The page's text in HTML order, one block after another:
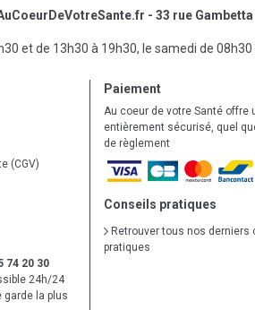
- 33 rue
et de 13h30 à 19h30, le samedi de
(CGV)
74 20 30
24h/24
garde la plus
Paiement
Au coeur de votre Santé offre
entièrement sécurisé, quel
de règlement
Conseils pratiques
Retrouver tous nos derniers
pratiques